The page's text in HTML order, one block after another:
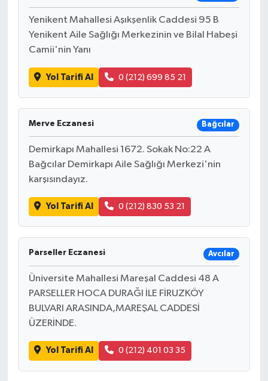
Yenikent Mahallesi Aşıkşenlik Caddesi 95 B
Yenikent Aile Sağlığı Merkezinin ve Bilal Habeşi
Camii'nin Yanı
Yol Tarifi Al 0 (212) 699 85 21
Merve Eczanesi Bağcılar
Demirkapı Mahallesi 1672. Sokak No:22 A
Bağcılar Demirkapı Aile Sağlığı Merkezi'nin
karşısındayız.
Yol Tarifi Al 0 (212) 830 53 21
Parseller Eczanesi Avcılar
Üniversite Mahallesi Mareşal Caddesi 48 A
PARSELLER HOCA DURAĞI İLE FİRUZKÖY
BULVARI ARASINDA,MAREŞAL CADDESİ
ÜZERİNDE.
Yol Tarifi Al 0 (212) 401 03 35